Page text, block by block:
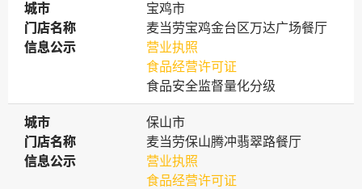
城市
城市
宝鸡市
门店名称
门店名称
麦当劳宝鸡金台区万达广场餐厅
信息公示
信息公示
营业执照
食品经营许可证
食品安全监督量化分级
城市
城市
保山市
门店名称
门店名称
麦当劳保山腾冲翡翠路餐厅
信息公示
信息公示
营业执照
食品经营许可证